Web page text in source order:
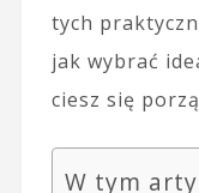
tych
jak wybrać
ciesz się
W tym